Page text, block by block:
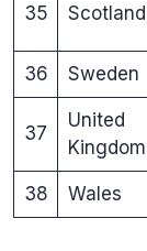
35 Scotland
36 Sweden
37
United
Kingdom
38 Wales